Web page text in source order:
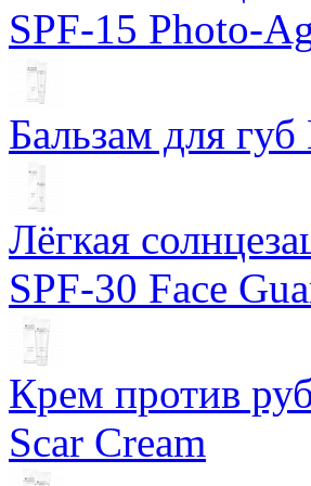
SPF-15 Photo-
Бальзам для
Лёгкая
SPF-30 Face
Крем против
Scar Cream